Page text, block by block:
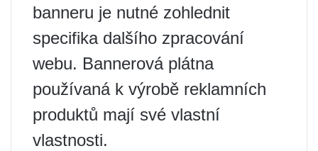
banneru je nutné zohlednit
specifika dalšího zpracování
webu. Bannerová plátna
používaná k výrobě reklamních
produktů mají své vlastní
vlastnosti.